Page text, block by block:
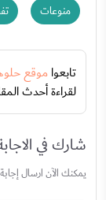
منوعات
تابعواموقع
لقراءة أحدث
شارك في
يمكنك الآن ارسال